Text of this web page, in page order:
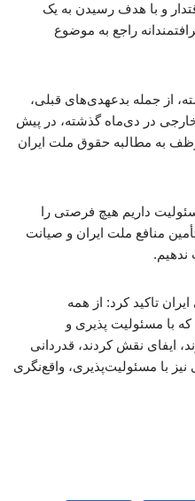
و با هدف رسیدن به یک
راجع به موضوع
از جمله بدعهدی‌های قبلی،
در دی‌ماه گذشته، در پیش
به مطالبه‌ حقوق ملت ایران
داریم هیچ فرصتی را
منافع ملت ایران و صیانت
تاکید کرد: از همه
با مسئولیت پذیری و
ایفای نقش کردند، قدردانی
با مسئولیت‌پذیری، واقع‌نگری